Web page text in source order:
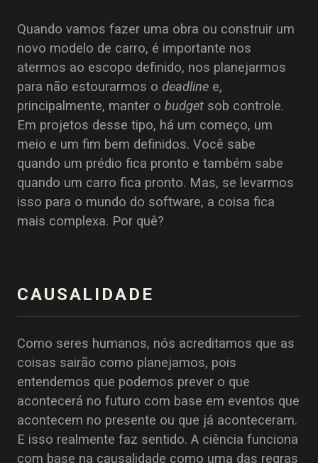
Quando vamos fazer uma obra ou construir um
novo modelo de carro, é importante nos
atermos ao escopo definido, nos planejarmos
para não estourarmos o deadline e,
principalmente, manter o budget sob controle.
Em projetos desse tipo, há um começo, um
meio e um fim bem definidos. Você sabe
quando um prédio fica pronto e também sabe
quando um carro fica pronto. Mas, se levarmos
isso para o mundo do software, a coisa fica
mais complexa. Por quê?
CAUSALIDADE
Como seres humanos, nós acreditamos que as
coisas sairão como planejamos, pois
entendemos que podemos prever o que
acontecerá no futuro com base em eventos que
acontecem no presente ou que já aconteceram.
E isso realmente faz sentido. A ciência funciona
com base na causalidade como uma das regras